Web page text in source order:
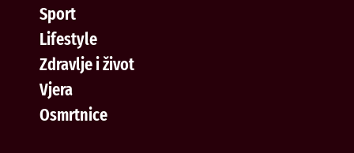
Sport
Lifestyle
Zdravlje i život
Vjera
Osmrtnice